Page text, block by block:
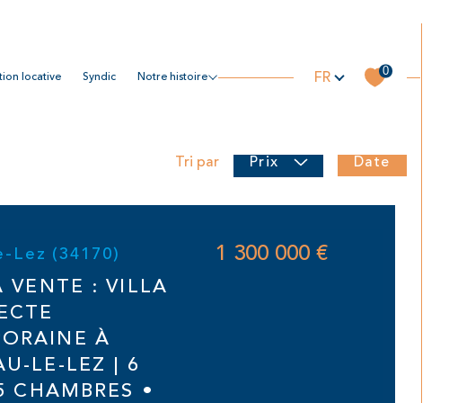
locative syndic notre histoire Langue
FR 0
Tri par Prix Date
Lez (34170)
VENTE : VILLA
À
LE-LEZ | 6
CHAMBRES •
1 300 000 €